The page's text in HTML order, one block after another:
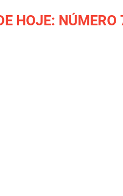
HOJE: NÚMERO
DE BUSCA